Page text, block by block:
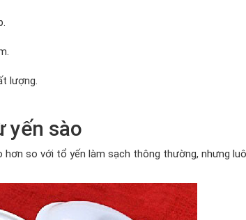
lượng.
yến sào
so với tổ yến làm sạch thông thường, nhưng